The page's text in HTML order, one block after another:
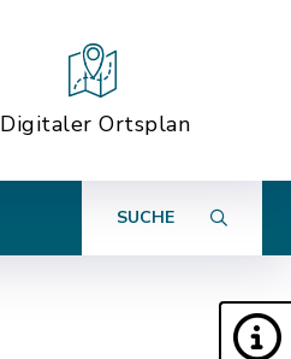
Digitaler Ortsplan
SUCHE